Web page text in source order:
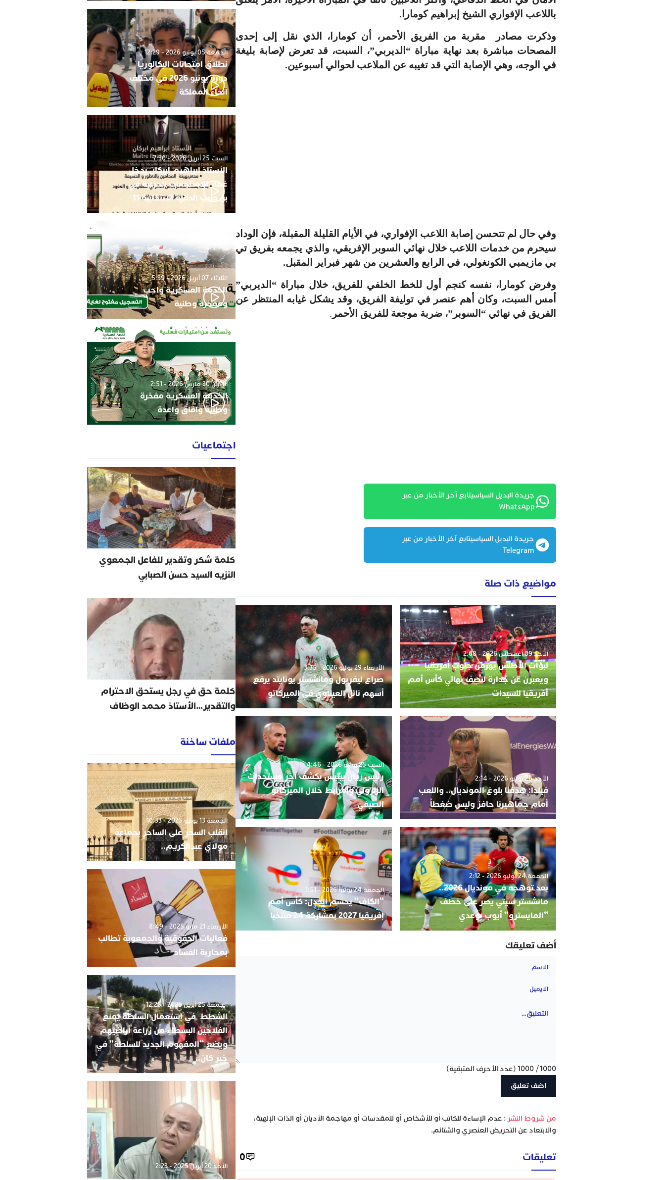
باللاعب الإفواري الشيخ إبراهيم كومارا.
وذكرت مصادر مقربة من الفريق الأحمر، أن كومارا، الذي نقل إلى إحدى
المصحات مباشرة بعد نهاية مباراة “الديربي”، السبت، قد تعرض لإصابة بليغة
في الوجه، وهي الإصابة التي قد تغيبه عن الملاعب لحوالي أسبوعين.
وفي حال لم تتحسن إصابة اللاعب الإفواري، في الأيام القليلة المقبلة، فإن الوداد
سيحرم من خدمات اللاعب خلال نهائي السوبر الإفريقي، والذي يجمعه بفريق تي
بي مازيمبي الكونغولي، في الرابع والعشرين من شهر فبراير المقبل.
وفرض كومارا، نفسه كنجم أول للخط الخلفي للفريق، خلال مباراة “الديربي”
أمس السبت، وكان أهم عنصر في توليفة الفريق، وقد يشكل غيابه المنتظر عن
الفريق في نهائي “السوبر”، ضربة موجعة للفريق الأحمر .
جريدة البديل السياسيتابع آخر الأخبار من عبر
WhatsApp
جريدة البديل السياسيتابع آخر الأخبار من عبر
Telegram
مواضيع ذات صلة
الأحد 09 أغسطس 2026 - 2:08
لبؤات الأطلس يهزمن جنوب أفريقيا
ويعبرن عن جدارة لنصف نهائي كأس أمم
أفريقيا للسيدات
الأربعاء 29 يوليو 2026 - 3:35
صراع ليفربول ومانشستر يونايتد يرفع
أسهم نائل العيناوي في الميركاتو
الأحد 26 يوليو 2026 - 2:14
فيلدا: هدفنا بلوغ المونديال.. واللعب
أمام جماهيرنا حافز وليس ضغطاً
السبت 25 يوليو 2026 - 4:46
رئيس ريال بيتيس يكشف آخر مستجدات
الزلزولي وأمرابط خلال الميركاتو
الصيفي
الجمعة 24 يوليو 2026 - 2:12
بعد توهجه في مونديال 2026..
مانشستر سيتي يصر على خطف
“المايسترو” أيوب بوعدي
الجمعة 24 يوليو 2026 - 1:51
“الكاف” يحسم الجدل: كأس أمم
إفريقيا 2027 بمشاركة 24 منتخبا
أضف تعليقك
1000
/
1000 (عدد الأحرف المتبقية)
‫من شروط النشر : عدم الإساءة للكاتب أو للأشخاص أو للمقدسات أو مهاجمة الأديان أو الذات الإلهية،
والابتعاد عن التحريض العنصري والشتائم.
تعليقات 0
الجمعة 05 يونيو 2026 - 12:29
نطلاق امتحانات البكالوريا
دورة يونيو 2026 في مختلف
أنحاء المملكة
السبت 25 أبريل 2026 - 7:30
الأستاذ ابراهيم ابركان يدخل
غمار الامنتخابات الجزئية في
بن طيب الدائرة الانتخابية 11
الثلاثاء 07 أبريل 2026 - 5:39
الخدمة العسكرية واجب
ومفخرة وطنية
الإثنين 30 مارس 2026 - 2:51
الخدمة العسكرية مفخرة
وطنية وافاق واعدة
اجتماعيات
كلمة شكر وتقدير للفاعل الجمعوي
النزيه السيد حسن الصبابي
كلمة حق في رجل يستحق الاحترام
والتقدير…الأستاذ محمد الوظاف
ملفات ساخنة
الجمعة 13 يونيو 2025 - 10:33
انقلب السحر على الساحر بجماعة
مولاي عبدالكريم..
الأربعاء 21 مايو 2025 - 8:49
فعاليات الحقوقية والجمعوية تطالب
بمحاربة الفساد
الجمعة 25 أبريل 2025 - 12:25
الشطط في استعمال السلطة يمنع
الفلاحين البسطاء من زراعة أراضيهم
ويضع “المفهوم الجديد للسلطة” في
خبر كان..
الأحد 20 أبريل 2025 - 2:23